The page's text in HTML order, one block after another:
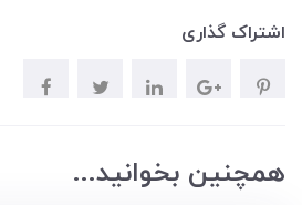
اشتراک گذاری
همچنین بخوانید...